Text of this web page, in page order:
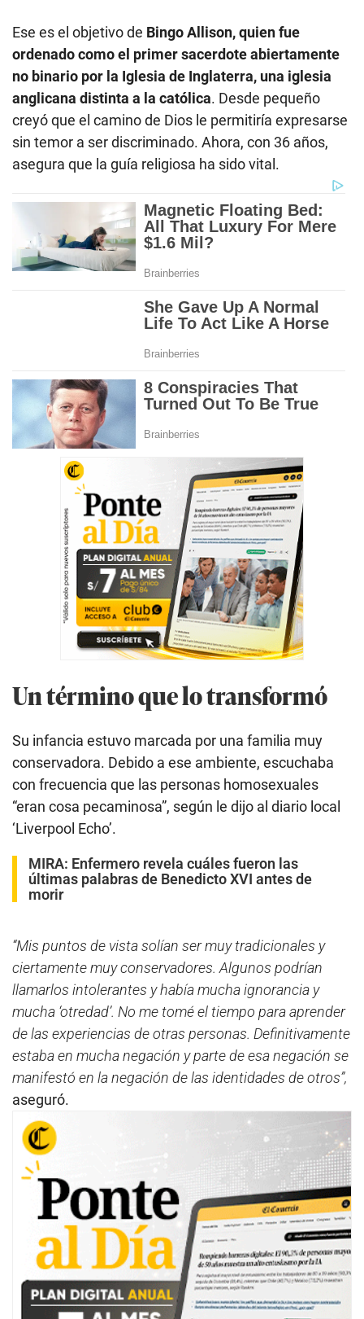
Ese es el objetivo de Bingo Allison, quien fue
ordenado como el primer sacerdote abiertamente
no binario por la Iglesia de Inglaterra, una iglesia
anglicana distinta a la católica. Desde pequeño
creyó que el camino de Dios le permitiría expresarse
sin temor a ser discriminado. Ahora, con 36 años,
asegura que la guía religiosa ha sido vital.
Un término que lo transformó
Su infancia estuvo marcada por una familia muy
conservadora. Debido a ese ambiente, escuchaba
con frecuencia que las personas homosexuales
“eran cosa pecaminosa”, según le dijo al diario local
‘Liverpool Echo’.
MIRA: Enfermero revela cuáles fueron las
últimas palabras de Benedicto XVI antes de
morir
“Mis puntos de vista solían ser muy tradicionales y
ciertamente muy conservadores. Algunos podrían
llamarlos intolerantes y había mucha ignorancia y
mucha ‘otredad’. No me tomé el tiempo para aprender
de las experiencias de otras personas. Definitivamente
estaba en mucha negación y parte de esa negación se
manifestó en la negación de las identidades de otros”,
aseguró.